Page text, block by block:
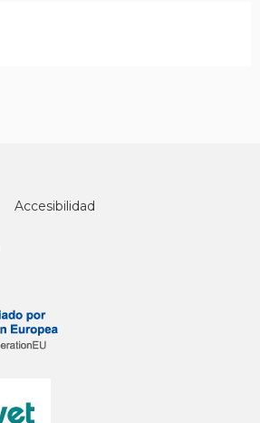
Accesibilidad